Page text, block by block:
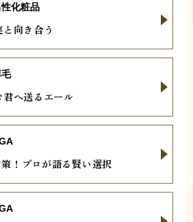
向き合う
性化粧品
へ送るエール
！プロが語る賢い選択